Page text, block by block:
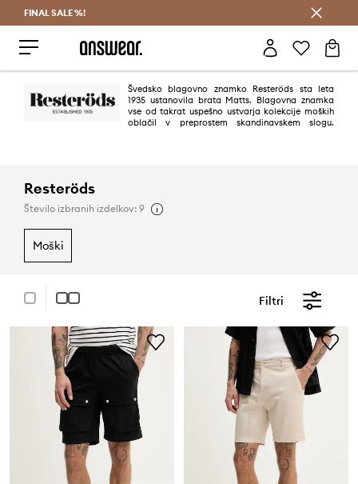
FINAL SALE %!
Švedsko blagovno znamko Resteröds sta leta
1935 ustanovila brata Matts. Blagovna znamka
vse od takrat uspešno ustvarja kolekcije moških
oblačil v preprostem skandinavskem slogu.
Resteröds
Število izbranih izdelkov: 9
moški
Filtri